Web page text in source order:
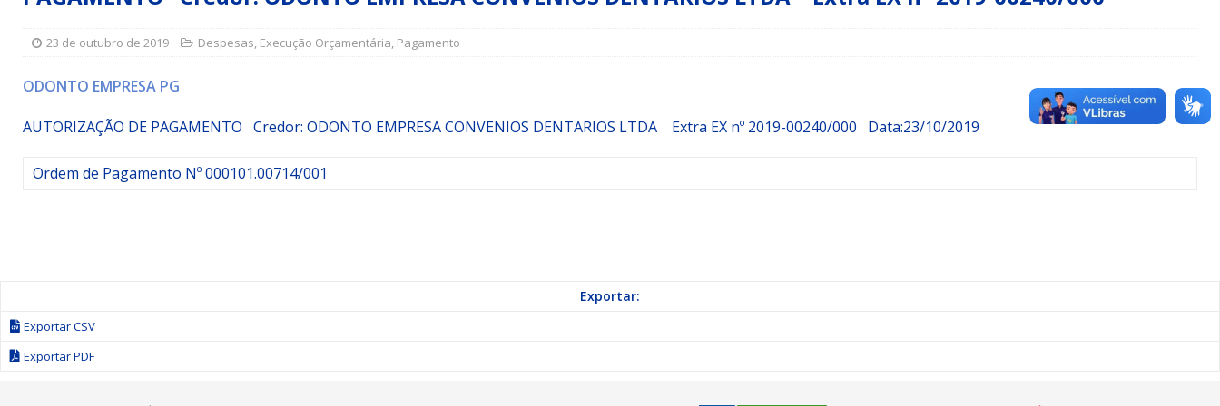
[ 15 de julho de 2026 ] Vereador Sérgio Glauber apresenta Indicação nº 088/2026 para pavimentação asfáltica em Mapele
DESTAQUE
23 de outubro de 2019 Despesas, Execução Orçamentária, Pagamento
ODONTO EMPRESA PG
AUTORIZAÇÃO DE PAGAMENTO Credor: ODONTO EMPRESA CONVENIOS DENTARIOS LTDA Extra EX nº 2019-00240/000 Data:23/10/2019
Ordem de Pagamento Nº 000101.00714/001
Exportar:
Exportar CSV
Exportar PDF